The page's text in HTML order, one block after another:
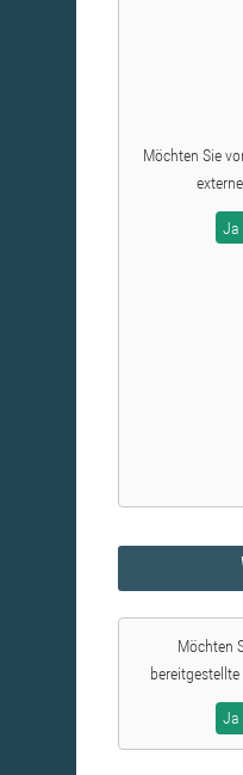
Möchten Sie
Ja
Möchten
Ja